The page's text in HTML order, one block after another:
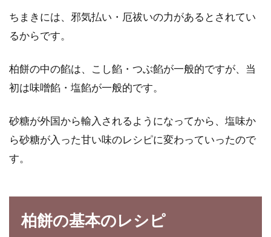
最近よく聞く、電子レンジを利用した「時短」
れて栄養価アップ
ちまきには、邪気払い・厄祓いの力があるとされてい
るからです。
柏餅の中の餡は、こし餡・つぶ餡が一般的ですが、当
初は味噌餡・塩餡が一般的です。
砂糖が外国から輸入されるようになってから、塩味か
ら砂糖が入った甘い味のレシピに変わっていったので
す。
柏餅の基本のレシピ